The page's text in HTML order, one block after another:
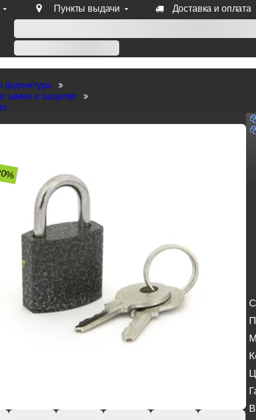
Пункты выдачи Доставка и оплата
руб продукции Venezia, Fratelli, Tupai, Extreza, Melodia,
фурнитура
замки и защелки